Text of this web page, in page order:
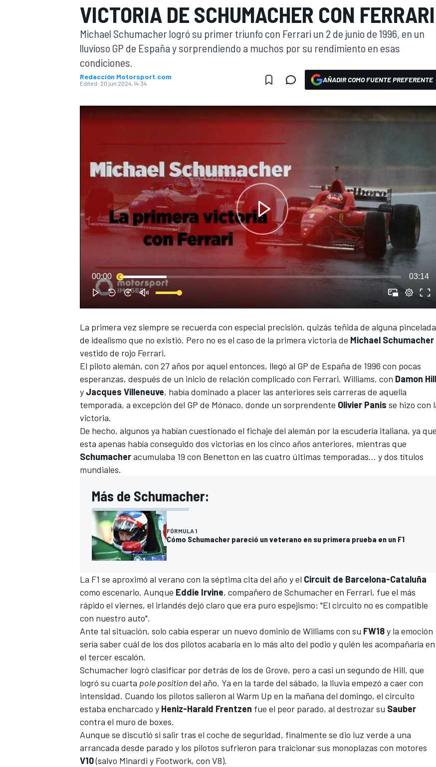
FÓRMULA E MOTO
NASCARINDYCARSPORTSCARRALLYTURISMO
VICTORIA DE SCHUMACHER CON FERRARI
Michael Schumacher logró su primer triunfo con Ferrari un 2 de junio de 1996, en un
lluvioso GP de España y sorprendiendo a muchos por su rendimiento en esas
condiciones.
Redacción Motorsport.com
Edited: 20 jun 2024, 14:34 AÑADIR COMO FUENTE PREFERENTE
00:00 03:14
La primera vez siempre se recuerda con especial precisión, quizás teñida de alguna pincelada
de idealismo que no existió. Pero no es el caso de la primera victoria de Michael Schumacher
vestido de rojo Ferrari.
El piloto alemán, con 27 años por aquel entonces, llegó al GP de España de 1996 con pocas
esperanzas, después de un inicio de relación complicado con Ferrari. Williams, con Damon Hill
y Jacques Villeneuve, había dominado a placer las anteriores seis carreras de aquella
temporada, a excepción del GP de Mónaco, donde un sorprendente Olivier Panis se hizo con
victoria.
De hecho, algunos ya habían cuestionado el fichaje del alemán por la escudería italiana, ya que
esta apenas había conseguido dos victorias en los cinco años anteriores, mientras que
Schumacheracumulaba 19 con Benetton en las cuatro últimas temporadas... y dos títulos
mundiales.
Más de Schumacher:
FÓRMULA 1
Cómo Schumacher pareció un veterano en su primera prueba en un F1
La F1 se aproximó al verano con la séptima cita del año y el Circuit de Barcelona-Cataluña
como escenario. Aunque Eddie Irvine, compañero de Schumacher en Ferrari, fue el más
rápido el viernes, el irlandés dejó claro que era puro espejismo: "El circuito no es compatible
con nuestro auto".
Ante tal situación, solo cabía esperar un nuevo dominio de Williams con su FW18y la emoción
sería saber cuál de los dos pilotos acabaría en lo más alto del podio y quién les acompañaría en
el tercer escalón.
Schumacher logró clasificar por detrás de los de Grove, pero a casi un segundo de Hill, que
logró su cuarta pole positiondel año. Ya en la tarde del sábado, la lluvia empezó a caer con
intensidad. Cuando los pilotos salieron al Warm Up en la mañana del domingo, el circuito
estaba encharcado y Heniz-Harald Frentzen fue el peor parado, al destrozar su Sauber
contra el muro de boxes.
Aunque se discutió si salir tras el coche de seguridad, finalmente se dio luz verde a una
arrancada desde parado y los pilotos sufrieron para traicionar sus monoplazas con motores
V10(salvo Minardi y Footwork, con V8).